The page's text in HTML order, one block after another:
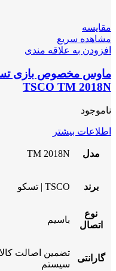
مقایسه
مشاهده سریع
افزودن به علاقه مندی
TSCO TM 2018N
ناموجود
اطلاعات بیشتر
مدل TM 2018N
برند TSCO | تسکو
نوع
اتصال
باسیم
گارانتی
تضمین اصالت
سیستم